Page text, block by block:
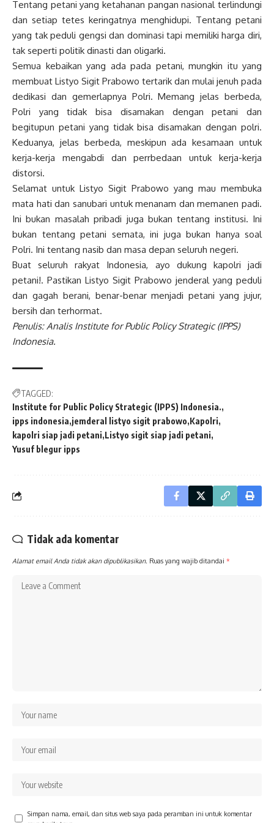
Tentang petani yang ketahanan pangan nasional terlindungi
dan setiap tetes keringatnya menghidupi. Tentang petani
yang tak peduli gengsi dan dominasi tapi memiliki harga diri,
tak seperti politik dinasti dan oligarki.
Semua kebaikan yang ada pada petani, mungkin itu yang
membuat Listyo Sigit Prabowo tertarik dan mulai jenuh pada
dedikasi dan gemerlapnya Polri. Memang jelas berbeda,
Polri yang tidak bisa disamakan dengan petani dan
begitupun petani yang tidak bisa disamakan dengan polri.
Keduanya, jelas berbeda, meskipun ada kesamaan untuk
kerja-kerja mengabdi dan perrbedaan untuk kerja-kerja
distorsi.
Selamat untuk Listyo Sigit Prabowo yang mau membuka
mata hati dan sanubari untuk menanam dan memanen padi.
Ini bukan masalah pribadi juga bukan tentang institusi. Ini
bukan tentang petani semata, ini juga bukan hanya soal
Polri. Ini tentang nasib dan masa depan seluruh negeri.
Buat seluruh rakyat Indonesia, ayo dukung kapolri jadi
petani!. Pastikan Listyo Sigit Prabowo jenderal yang peduli
dan gagah berani, benar-benar menjadi petani yang jujur,
bersih dan terhormat.
Penulis: Analis Institute for Public Policy Strategic (IPPS)
Indonesia.
TAGGED:
Institute for Public Policy Strategic (IPPS) Indonesia.
ipps indonesia jemderal listyo sigit prabowo Kapolri
kapolri siap jadi petani Listyo sigit siap jadi petani
Yusuf blegur ipps
Tidak ada komentar
Alamat email Anda tidak akan dipublikasikan. Ruas yang wajib ditandai *
Simpan nama, email, dan situs web saya pada peramban ini untuk komentar